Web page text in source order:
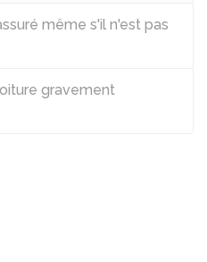
même s'il n'est pas
gravement